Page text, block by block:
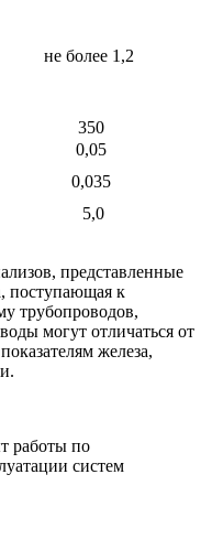
не более 1,2
350
0,05
0,035
5,0
представленные
поступающая к
трубопроводов,
могут отличаться от
железа,
работы по
систем